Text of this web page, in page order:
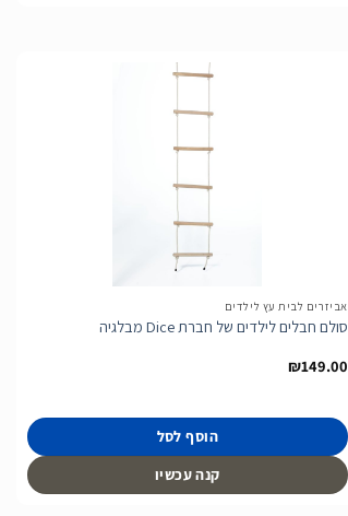
אביזרים לבית עץ לילדים
סולם חבלים לילדים של חברת Dice מבלגיה
₪149.00
הוסף לסל
קנה עכשיו